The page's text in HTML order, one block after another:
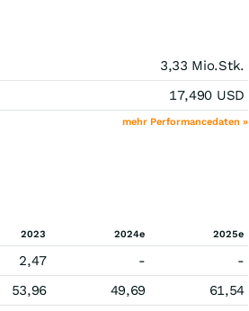
3,33 Mio.Stk.
17,490 USD
mehr Performancedaten »
2023 2024e 2025e
2,47 -
-
53,96 49,69
61,54